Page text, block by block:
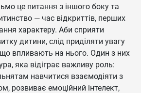
це питання з іншого боку та
— час відкриттів, перших
характеру. Аби сприяти
дитини, слід приділяти увагу
впливають на нього. Один з них
яка відіграє важливу роль:
навчитися взаємодіяти з
розвиває емоційний інтелект,